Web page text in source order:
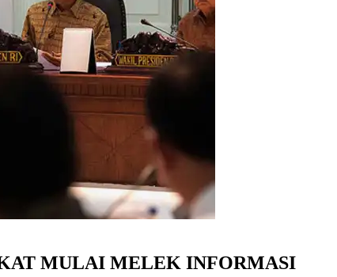
MULAI MELEK INFORMASI